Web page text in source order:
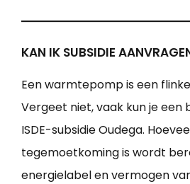
KAN IK SUBSIDIE
Een warmtepomp is een
Vergeet niet, vaak kun je een
ISDE-subsidie Oudega.
tegemoetkoming is wordt
energielabel en vermogen